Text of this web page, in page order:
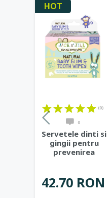
HOT
(0)
0
Servetele dinti si
gingii pentru
prevenirea
42.70 RON